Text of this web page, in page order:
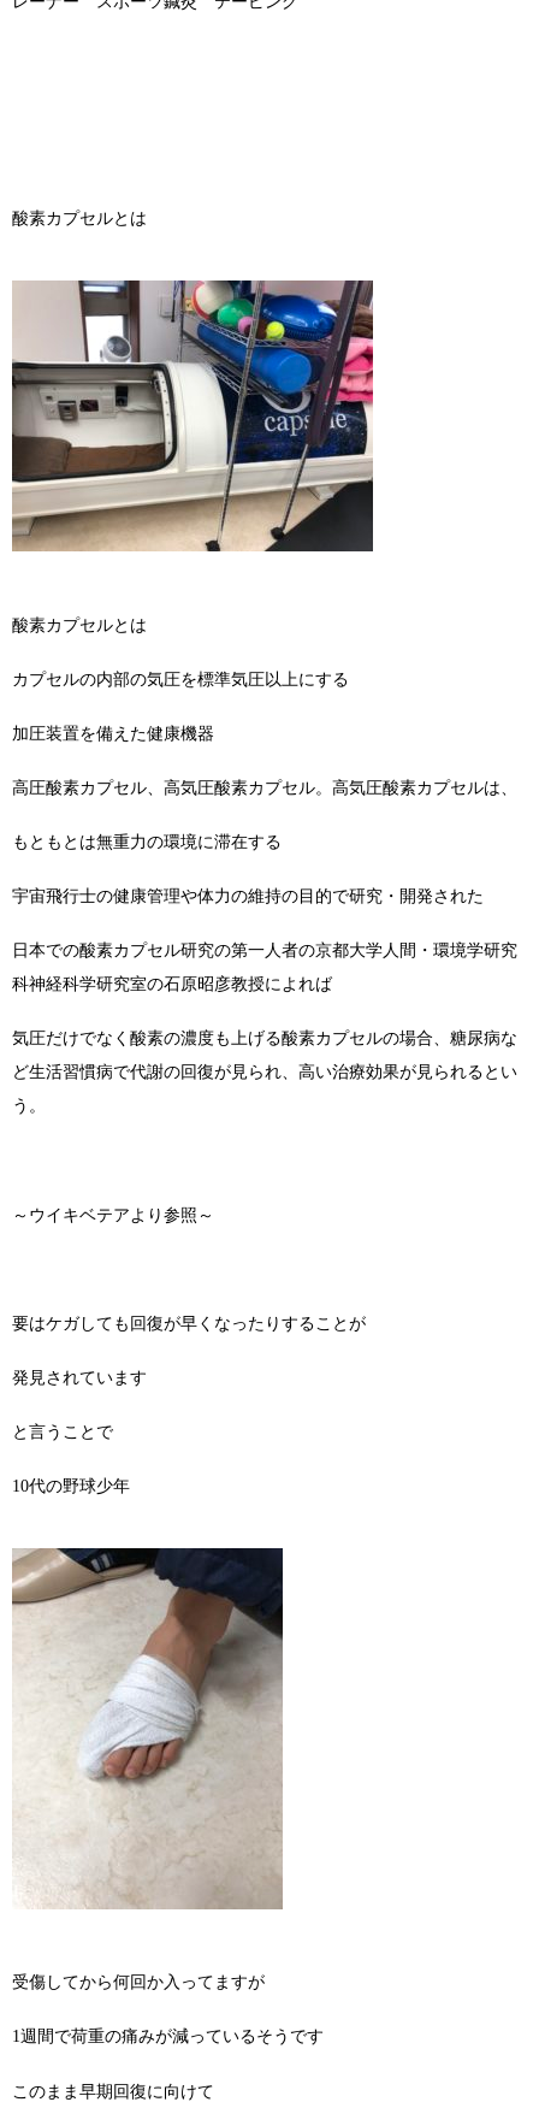
酸素カプセルとは
酸素カプセルとは
カプセルの内部の気圧を標準気圧以上にする
加圧装置を備えた健康機器
高圧酸素カプセル、高気圧酸素カプセル。高気圧酸素カプセルは、
もともとは無重力の環境に滞在する
宇宙飛行士の健康管理や体力の維持の目的で研究・開発された
日本での酸素カプセル研究の第一人者の京都大学人間・環境学研究
科神経科学研究室の石原昭彦教授によれば
気圧だけでなく酸素の濃度も上げる酸素カプセルの場合、糖尿病な
ど生活習慣病で代謝の回復が見られ、高い治療効果が見られるとい
う。
～ウイキベテアより参照～
要はケガしても回復が早くなったりすることが
発見されています
と言うことで
10代の野球少年
受傷してから何回か入ってますが
1週間で荷重の痛みが減っているそうです
このまま早期回復に向けて